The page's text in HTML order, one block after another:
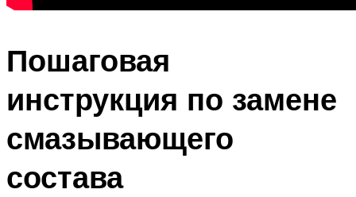
Пошаговая
инструкция по замене
смазывающего
состава